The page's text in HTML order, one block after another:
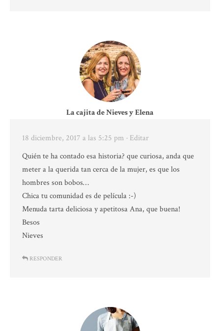
La cajita de Nieves y Elena
18 diciembre, 2017 a las 5:25 pm · Editar
Quién te ha contado esa historia? que curiosa, anda que
meter a la querida tan cerca de la mujer, es que los
hombres son bobos…
Chica tu comunidad es de película :-)
Menuda tarta deliciosa y apetitosa Ana, que buena!
Besos
Nieves
RESPONDER